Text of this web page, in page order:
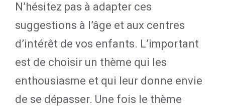
N’hésitez pas à adapter ces
suggestions à l’âge et aux centres
d’intérêt de vos enfants. L’important
est de choisir un thème qui les
enthousiasme et qui leur donne envie
de se dépasser. Une fois le thème